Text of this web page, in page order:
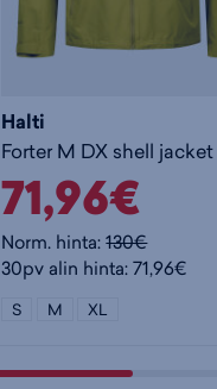
Halti
71,96€
Norm. hinta:130€
30pv alin hinta: 71,96€
S M XL